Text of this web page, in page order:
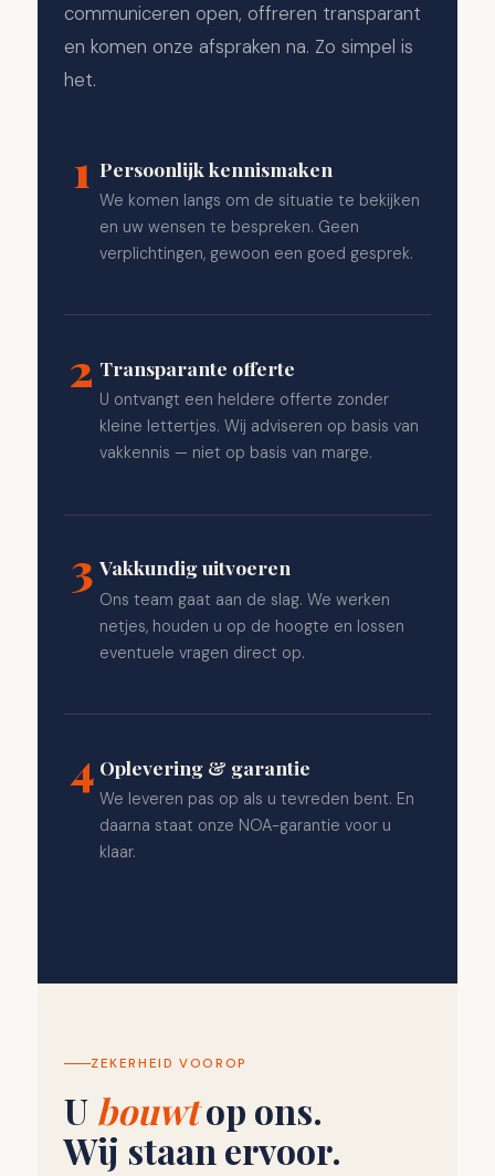
communiceren open, offreren transparant
en komen onze afspraken na. Zo simpel is
het.
1 Persoonlijk kennismaken
We komen langs om de situatie te bekijken
en uw wensen te bespreken. Geen
verplichtingen, gewoon een goed gesprek.
2 Transparante offerte
U ontvangt een heldere offerte zonder
kleine lettertjes. Wij adviseren op basis van
vakkennis — niet op basis van marge.
3 Vakkundig uitvoeren
Ons team gaat aan de slag. We werken
netjes, houden u op de hoogte en lossen
eventuele vragen direct op.
4 Oplevering & garantie
We leveren pas op als u tevreden bent. En
daarna staat onze NOA-garantie voor u
klaar.
ZEKERHEID VOOROP
U bouwtop ons.
Wij staan ervoor.